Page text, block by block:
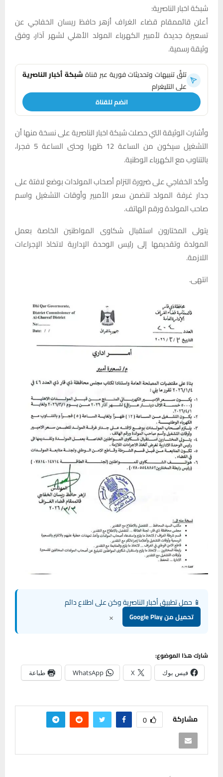
شبكة اخبار الناصرية:
أعلن قائممقام قضاء الغراف أزهر حافظ ريسان الخفاجي عن
تسعيرة جديدة لأمبير الكهرباء المولد الأهلي لشهر آذار، وفق
وثيقة رسمية.
تلقَّ تنبيهات وتحديثات فورية عبر قناةشبكة أخبار الناصرية
على التليغرام
انضم للقناة
وأشارت الوثيقة التي حصلت شبكة اخبار الناصرية على نسخة منها أن
التشغيل سيكون من الساعة 12 ظهرا وحتى الساعة 5 فجرا،
بالتناوب مع الكهرباء الوطنية.
وأكد الخفاجي على ضرورة التزام أصحاب المولدات بوضع لافتة على
جدار غرفة المولد تتضمن سعر الأمبير وأوقات التشغيل واسم
صاحب المولدة ورقم الهاتف.
يتولى المختارون استقبال شكاوى المواطنين الخاصة بعمل
المولدة وتقديمها إلى رئيس الوحدة الإدارية لاتخاذ الإجراءات
اللازمة.
انتهى.
📱 حمل تطبيق أخبار الناصرية وكن على اطلاع دائم
تحميل من Google Play ×
شارك هذا الموضوع:
فيس بوك X
WhatsApp طباعة
مشاركة 0